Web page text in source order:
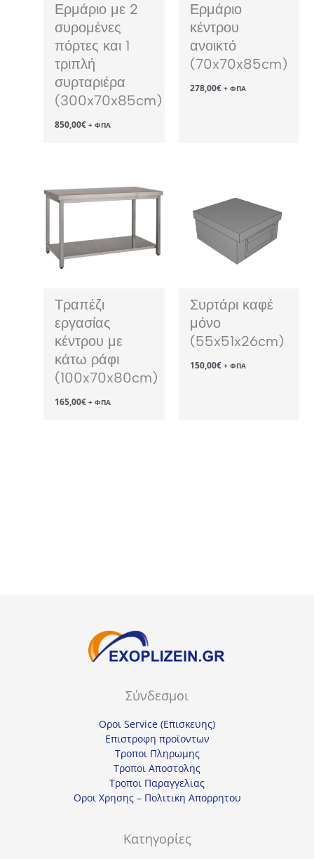
Ερμάριο με 2
συρομένες
πόρτες και 1
τριπλή
συρταριέρα
(300x70x85cm)
850,00€ + ΦΠΑ
Ερμάριο
κέντρου
ανοικτό
(70x70x85cm)
278,00€ + ΦΠΑ
Τραπέζι
εργασίας
κέντρου με
κάτω ράφι
(100x70x80cm)
165,00€ + ΦΠΑ
Συρτάρι καφέ
μόνο
(55x51x26cm)
150,00€ + ΦΠΑ
Σύνδεσμοι
Οροι Service (Επισκευης)
Επιστροφη προϊοντων
Τροποι Πληρωμης
Τροποι Αποστολης
Τροποι Παραγγελιας
Οροι Χρησης – Πολιτικη Απορρητου
Κατηγορίες